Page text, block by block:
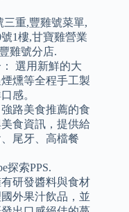
重,豐雞號菜單,
1樓,甘寶雞營業
雞號分店.
選用新鮮的大
燻等全程手工製
感。
路美食推薦的食
食資訊，提供給
尾牙、高檔餐
探索PPS.
研發醬料與食材
外果汁飲品，並